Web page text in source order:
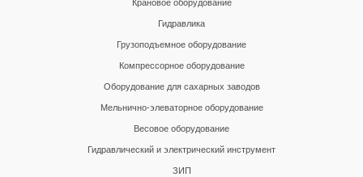
Крановое оборудование
Гидравлика
Грузоподъемное оборудование
Компрессорное оборудование
Оборудование для сахарных заводов
Мельнично-элеваторное оборудование
Весовое оборудование
Гидравлический и электрический инструмент
ЗИП